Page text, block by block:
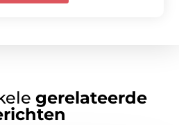
gerelateerde